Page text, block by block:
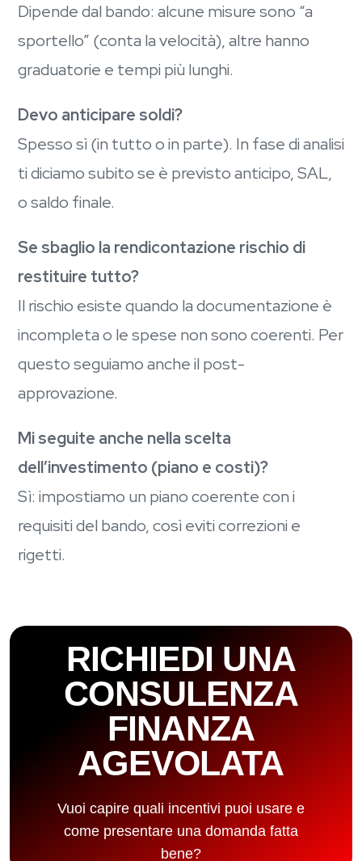
Dipende dal bando: alcune misure sono “a
sportello” (conta la velocità), altre hanno
graduatorie e tempi più lunghi.
Devo anticipare soldi?
Spesso sì (in tutto o in parte). In fase di analisi
ti diciamo subito se è previsto anticipo, SAL,
o saldo finale.
Se sbaglio la rendicontazione rischio di
restituire tutto?
Il rischio esiste quando la documentazione è
incompleta o le spese non sono coerenti. Per
questo seguiamo anche il post-
approvazione.
Mi seguite anche nella scelta
dell’investimento (piano e costi)?
Sì: impostiamo un piano coerente con i
requisiti del bando, così eviti correzioni e
rigetti.
RICHIEDI UNA
CONSULENZA
FINANZA
AGEVOLATA
Vuoi capire quali incentivi puoi usare e
come presentare una domanda fatta
bene?